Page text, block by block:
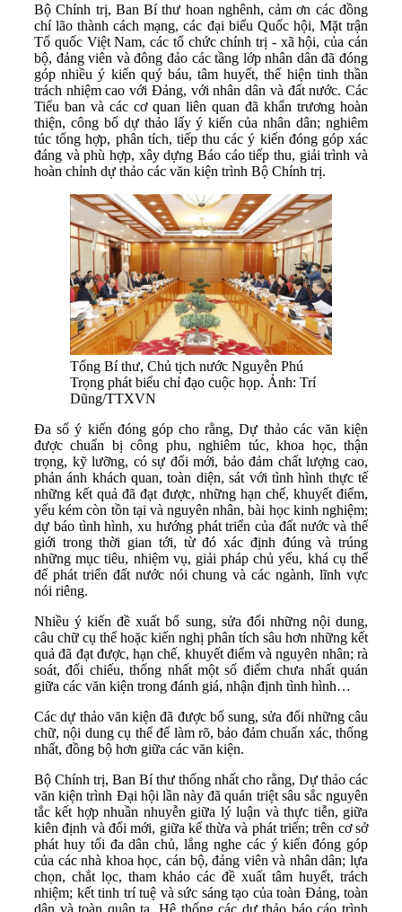
Bộ Chính trị, Ban Bí thư hoan nghênh, cảm ơn các đồng
chí lão thành cách mạng, các đại biểu Quốc hội, Mặt trận
Tổ quốc Việt Nam, các tổ chức chính trị - xã hội, của cán
bộ, đảng viên và đông đảo các tầng lớp nhân dân đã đóng
góp nhiều ý kiến quý báu, tâm huyết, thể hiện tinh thần
trách nhiệm cao với Đảng, với nhân dân và đất nước. Các
Tiểu ban và các cơ quan liên quan đã khẩn trương hoàn
thiện, công bố dự thảo lấy ý kiến của nhân dân; nghiêm
túc tổng hợp, phân tích, tiếp thu các ý kiến đóng góp xác
đáng và phù hợp, xây dựng Báo cáo tiếp thu, giải trình và
hoàn chỉnh dự thảo các văn kiện trình Bộ Chính trị.
Tổng Bí thư, Chủ tịch nước Nguyễn Phú
Trọng phát biểu chỉ đạo cuộc họp. Ảnh: Trí
Dũng/TTXVN
Đa số ý kiến đóng góp cho rằng, Dự thảo các văn kiện
được chuẩn bị công phu, nghiêm túc, khoa học, thận
trọng, kỹ lưỡng, có sự đổi mới, bảo đảm chất lượng cao,
phản ánh khách quan, toàn diện, sát với tình hình thực tế
những kết quả đã đạt được, những hạn chế, khuyết điểm,
yếu kém còn tồn tại và nguyên nhân, bài học kinh nghiệm;
dự báo tình hình, xu hướng phát triển của đất nước và thế
giới trong thời gian tới, từ đó xác định đúng và trúng
những mục tiêu, nhiệm vụ, giải pháp chủ yếu, khá cụ thể
để phát triển đất nước nói chung và các ngành, lĩnh vực
nói riêng.
Nhiều ý kiến đề xuất bổ sung, sửa đổi những nội dung,
câu chữ cụ thể hoặc kiến nghị phân tích sâu hơn những kết
quả đã đạt được, hạn chế, khuyết điểm và nguyên nhân; rà
soát, đối chiếu, thống nhất một số điểm chưa nhất quán
giữa các văn kiện trong đánh giá, nhận định tình hình…
Các dự thảo văn kiện đã được bổ sung, sửa đổi những câu
chữ, nội dung cụ thể để làm rõ, bảo đảm chuẩn xác, thống
nhất, đồng bộ hơn giữa các văn kiện.
Bộ Chính trị, Ban Bí thư thống nhất cho rằng, Dự thảo các
văn kiện trình Đại hội lần này đã quán triệt sâu sắc nguyên
tắc kết hợp nhuần nhuyễn giữa lý luận và thực tiễn, giữa
kiên định và đổi mới, giữa kế thừa và phát triển; trên cơ sở
phát huy tối đa dân chủ, lắng nghe các ý kiến đóng góp
của các nhà khoa học, cán bộ, đảng viên và nhân dân; lựa
chọn, chắt lọc, tham khảo các đề xuất tâm huyết, trách
nhiệm; kết tinh trí tuệ và sức sáng tạo của toàn Đảng, toàn
dân và toàn quân ta. Hệ thống các dự thảo báo cáo trình